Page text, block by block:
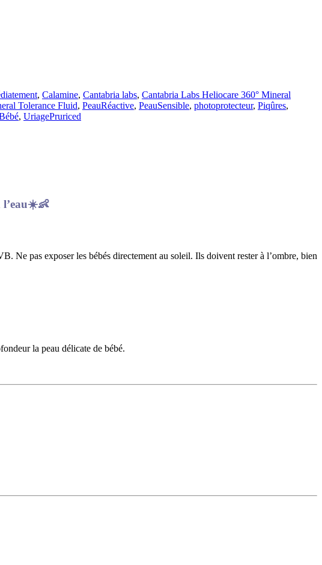
, Calamine, Cantabria labs, Cantabria Labs Heliocare 360° Mineral
Tolerance Fluid, PeauRéactive, PeauSensible, photoprotecteur, Piqûres,
, UriagePruriced
l’eau☀️👶
Ne pas exposer les bébés directement au soleil. Ils doivent rester à l’ombre, bien
la peau délicate de bébé.